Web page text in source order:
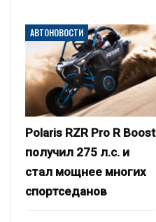
АВТОНОВОСТИ
Polaris RZR Pro R Boost
получил 275 л.с. и
стал мощнее многих
спортседанов